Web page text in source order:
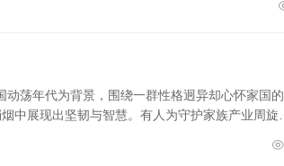
动荡年代为背景，围绕一群性格迥异却心怀家国
中展现出坚韧与智慧。有人为守护家族产业周旋各